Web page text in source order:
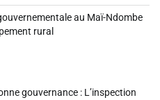
au Maï-Ndombe
rural
gouvernance : L’inspection